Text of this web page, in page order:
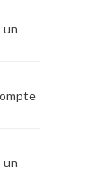
un
un